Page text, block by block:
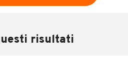
risultati